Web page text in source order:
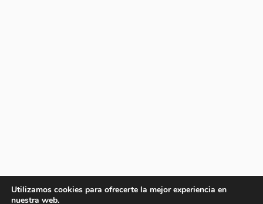
Utilizamos cookies para ofrecerte la mejor experiencia en
nuestra web.